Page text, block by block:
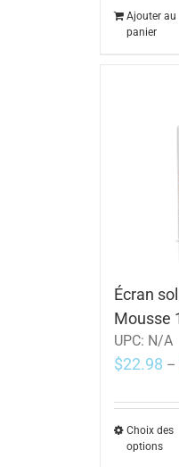
Ajouter au
panier
Écran
Mousse
UPC: N/A
$22.98 –
Choix des
options